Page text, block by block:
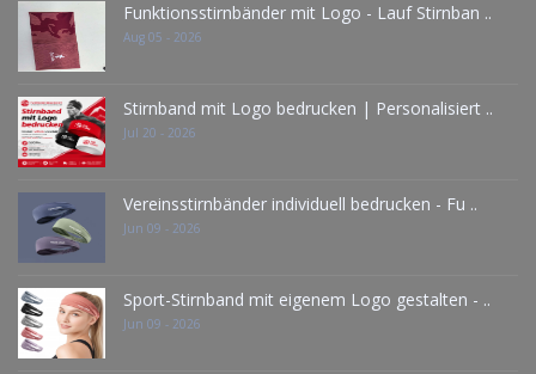
Funktionsstirnbänder mit Logo - Lauf Stirnban ..
Aug 05 - 2026
Stirnband mit Logo bedrucken | Personalisiert ..
Jul 20 - 2026
Vereinsstirnbänder individuell bedrucken - Fu ..
Jun 09 - 2026
Sport-Stirnband mit eigenem Logo gestalten - ..
Jun 09 - 2026